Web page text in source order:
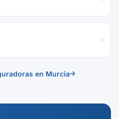
en Murcia